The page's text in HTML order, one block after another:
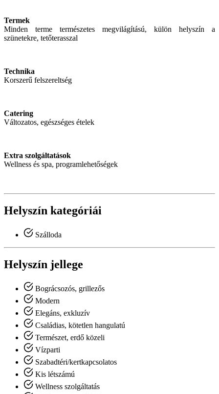
Termek
Minden terme természetes megvilágítású, külön helyszín a
szünetekre, tetőterasszal
Technika
Korszerű felszereltség
Catering
Változatos, egészséges ételek
Extra szolgáltatások
Wellness és spa, programlehetőségek
Helyszín kategóriái
Szálloda
Helyszín jellege
Bográcsozós, grillezős
Modern
Elegáns, exkluzív
Családias, kötetlen hangulatú
Természet, erdő közeli
Vízparti
Szabadtéri/kertkapcsolatos
Kis létszámú
Wellness szolgáltatás